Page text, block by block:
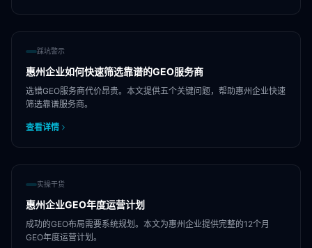
踩坑警示
惠州企业如何快速筛选靠谱的GEO服务商
选错GEO服务商代价昂贵。本文提供五个关键问题，帮助惠州企业快速
筛选靠谱服务商。
查看详情
实操干货
惠州企业GEO年度运营计划
成功的GEO布局需要系统规划。本文为惠州企业提供完整的12个月
GEO年度运营计划。